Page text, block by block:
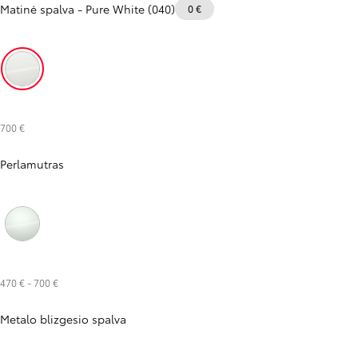
Matinė spalva - Pure White (040) 0 €
Pure White (040)
700 €
Perlamutras
470 €-700 €
Metalo blizgesio spalva